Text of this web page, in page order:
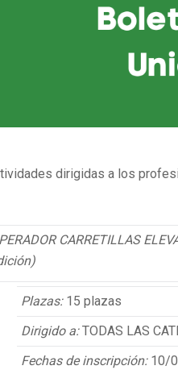
dirigidas a los
CARRETILLAS
Plazas: 15 plazas
Dirigido a:TODAS LAS
Fechas de inscripción: 10/